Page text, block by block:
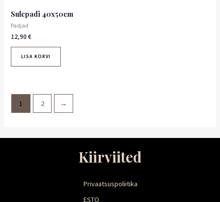
Sulepadi 40x50cm
Padjad
12,90€
LISA KORVI
1 2 →
Kiirviited
Privaatsuspoliitika
ESTO